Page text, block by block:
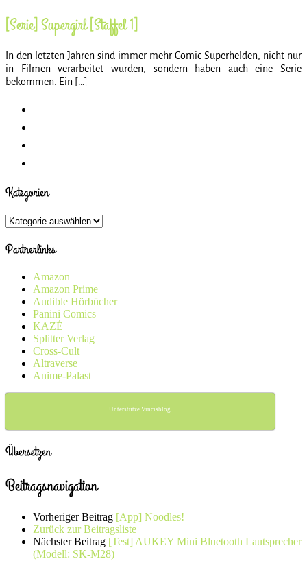
[Serie] Supergirl [Staffel 1]
In den letzten Jahren sind immer mehr Comic Superhelden, nicht nur
in Filmen verarbeitet wurden, sondern haben auch eine Serie
bekommen. Ein […]
Kategorien
Kategorien
Partnerlinks
Amazon
Amazon Prime
Audible Hörbücher
Panini Comics
KAZÉ
Splitter Verlag
Cross-Cult
Altraverse
Anime-Palast
Unterstütze Vincisblog
Übersetzen
Beitragsnavigation
Vorheriger Beitrag [App] Noodles!
Zurück zur Beitragsliste
Nächster Beitrag [Test] AUKEY Mini Bluetooth Lautsprecher
(Modell: SK-M28)